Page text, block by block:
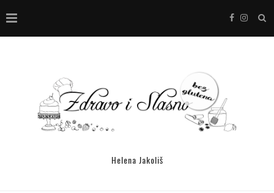
Helena Jakoliš